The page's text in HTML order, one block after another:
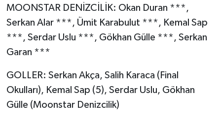
MOONSTAR DENİZCİLİK: Okan Duran ***,
Serkan Alar ***, Ümit Karabulut ***, Kemal Sap
***, Serdar Uslu ***, Gökhan Gülle ***, Serkan
Garan ***
GOLLER: Serkan Akça, Salih Karaca (Final
Okulları), Kemal Sap (5), Serdar Uslu, Gökhan
Gülle (Moonstar Denizcilik)